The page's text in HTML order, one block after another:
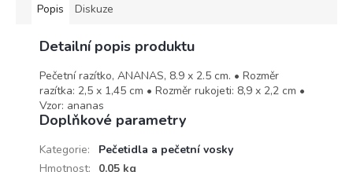
Popis Diskuze
Detailní popis produktu
Pečetní razítko, ANANAS, 8.9 x 2.5 cm. • Rozměr
razítka: 2,5 x 1,45 cm • Rozměr rukojeti: 8,9 x 2,2 cm •
Vzor: ananas
Doplňkové parametry
Kategorie:
Pečetidla a pečetní vosky
Hmotnost: 0.05 kg